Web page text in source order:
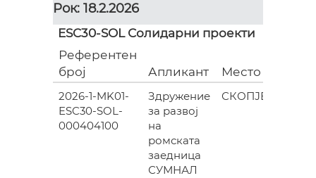
Рок: 18.2.2026
ESC30-SOL Солидарни проекти
Референтен
број
Апликант Место
2026-1-MK01-
ESC30-SOL-
000404100
Здружение
за развој
на
ромската
заедница
СУМНАЛ
СКОПЈЕ